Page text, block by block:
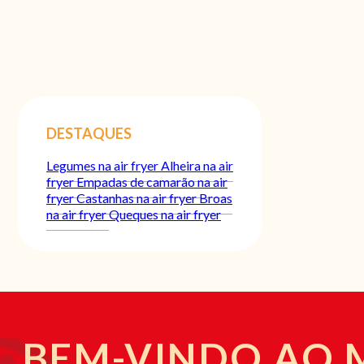
DESTAQUES
Legumes na air fryerAlheira na air
fryerEmpadas de camarão na air
fryerCastanhas na air fryerBroas
na air fryerQueques na air fryer